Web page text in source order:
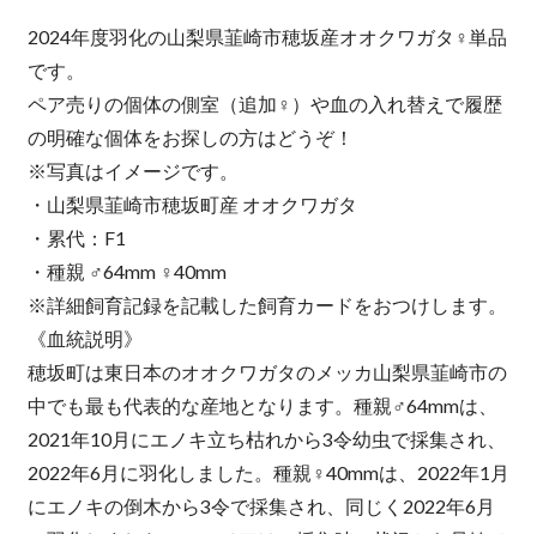
2024年度羽化の山梨県韮崎市穂坂産オオクワガタ♀単品
です。
ペア売りの個体の側室（追加♀）や血の入れ替えで履歴
の明確な個体をお探しの方はどうぞ！
※写真はイメージです。
・山梨県韮崎市穂坂町産 オオクワガタ
・累代：F1
・種親 ♂64mm ♀40mm
※詳細飼育記録を記載した飼育カードをおつけします。
《血統説明》
穂坂町は東日本のオオクワガタのメッカ山梨県韮崎市の
中でも最も代表的な産地となります。種親♂64mmは、
2021年10月にエノキ立ち枯れから3令幼虫で採集され、
2022年6月に羽化しました。種親♀40mmは、2022年1月
にエノキの倒木から3令で採集され、同じく2022年6月